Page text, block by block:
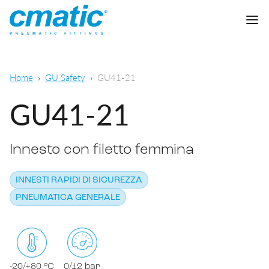
Raccordi a calzamento
Raccordi standard
Pneumatica generale
Alimentare e chimico-farmaceutico
Lubrificazione
Cmatic Lab
Qualità
Rete Vendita
SCARICA CATALOGO
Home GU Safety GU41-21
GU41-21
Innesto con filetto femmina
INNESTI RAPIDI DI SICUREZZA
PNEUMATICA GENERALE
-20/+80 °C 0/12 bar